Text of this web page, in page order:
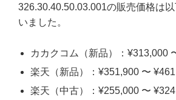
326.30.40.50.03.001の販売価格は
いました。
カカクコム（新品）：¥313,000
楽天（新品）：¥351,900 〜
楽天（中古）：¥255,000 〜